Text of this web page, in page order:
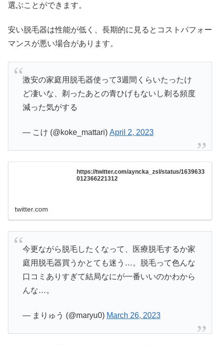
選ぶことができます。
安い脱毛器は性能が低く、長期的に見るとコストパフォー
マンスが悪い場合があります。
激安の家庭用脱毛器使って3週間くらいたったけ
ど凄いな、剃ったあとの青ひげもないし剃る頻度
減った気がする
— こけ (@koke_mattari) April 2, 2023
https://twitter.com/ayncka_zsl/status/1639633
012366221312
twitter.com
今更ながら脱毛したくなって、医療脱毛するか家
庭用脱毛器買うかとても迷う…。脱毛って色んな
口コミありすぎて結局なにが一番いいのかわから
んな…。
— まりゅう (@maryu0) March 26, 2023